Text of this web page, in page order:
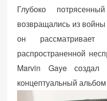
Глубоко
возвращались из
он
распространенной
Marvin Gaye
концептуальный